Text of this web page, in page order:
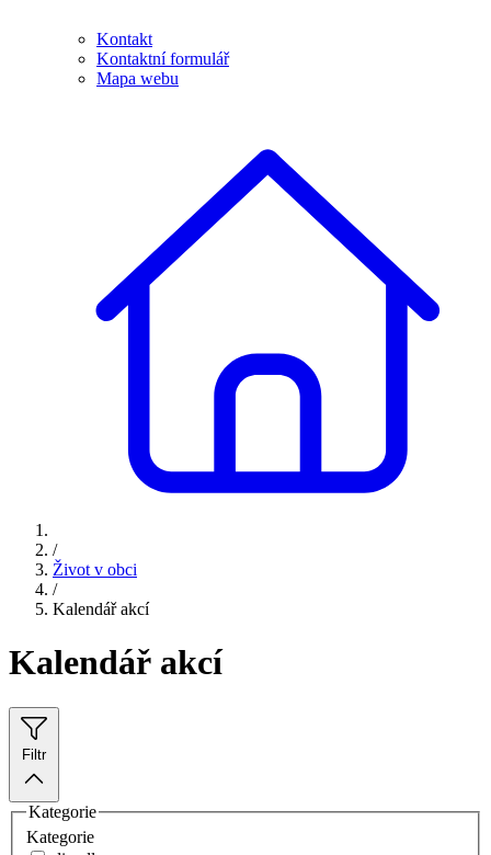
Kontakt
Kontaktní formulář
Mapa webu
/
Život v obci
/
Kalendář akcí
Kalendář akcí
Filtr
Kategorie
Kategorie